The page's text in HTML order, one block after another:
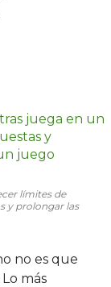
límites de
y prolongar las
no es que
más